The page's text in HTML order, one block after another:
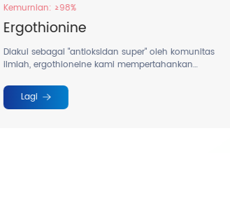
≥98%
"antioksidan super" oleh komunitas
ergothioneine kami mempertahankan